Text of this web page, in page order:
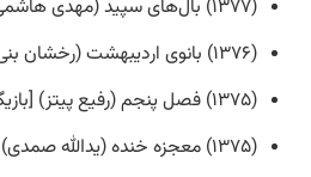
(۱۳۷۷) بال‌های سپید (مهدی هاشمی ناصر هاشمی) [بازیگر]
(۱۳۷۶) بانوی اردیبهشت (رخشان بنی‌اعتماد) [بازیگر]
(۱۳۷۵) فصل پنجم (رفیع پیتز) [بازیگر]
(۱۳۷۵) معجزه خنده (یدالله صمدی) [بازیگردان-بازیگر]